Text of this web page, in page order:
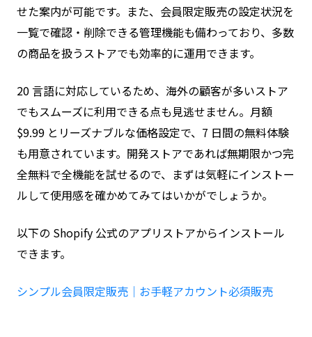
せた案内が可能です。また、会員限定販売の設定状況を
一覧で確認・削除できる管理機能も備わっており、多数
の商品を扱うストアでも効率的に運用できます。
20 言語に対応しているため、海外の顧客が多いストア
でもスムーズに利用できる点も見逃せません。月額
$9.99 とリーズナブルな価格設定で、7 日間の無料体験
も用意されています。開発ストアであれば無期限かつ完
全無料で全機能を試せるので、まずは気軽にインストー
ルして使用感を確かめてみてはいかがでしょうか。
以下の Shopify 公式のアプリストアからインストール
できます。
シンプル会員限定販売｜お手軽アカウント必須販売